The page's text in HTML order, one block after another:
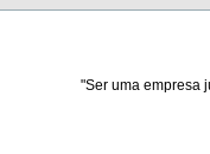
"Ser uma empresa